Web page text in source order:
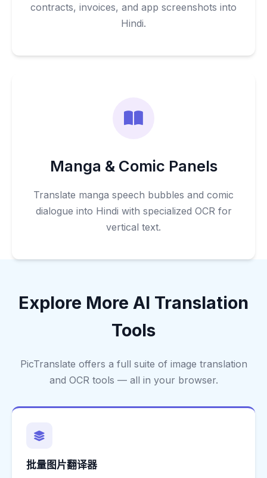
contracts, invoices, and app screenshots into
Hindi.
Manga & Comic Panels
Translate manga speech bubbles and comic
dialogue into Hindi with specialized OCR for
vertical text.
Explore More AI Translation
Tools
PicTranslate offers a full suite of image translation
and OCR tools — all in your browser.
批量图片翻译器